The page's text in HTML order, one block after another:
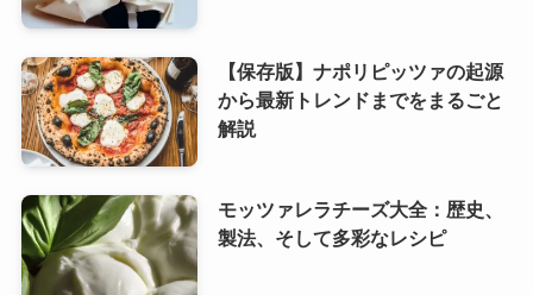
【保存版】ナポリピッツァの起源
から最新トレンドまでをまるごと
解説
モッツァレラチーズ大全：歴史、
製法、そして多彩なレシピ